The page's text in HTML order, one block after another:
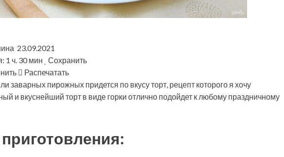
23.09.2021
1 ч. 30 мин
Сохранить
Распечатать
заварных пирожных придется по вкусу торт, рецепт которого я хочу
и вкуснейший торт в виде горки отлично подойдет к любому праздничному